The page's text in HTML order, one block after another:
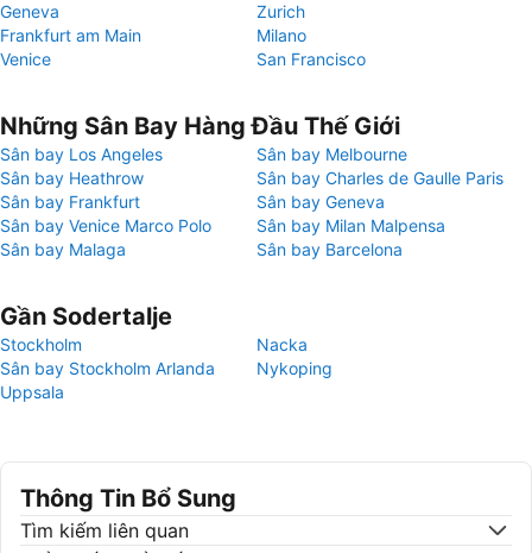
Geneva
Zurich
Frankfurt am Main
Milano
Venice
San Francisco
Những Sân Bay Hàng Đầu Thế Giới
Sân bay Los Angeles
Sân bay Melbourne
Sân bay Heathrow
Sân bay Charles de Gaulle Paris
Sân bay Frankfurt
Sân bay Geneva
Sân bay Venice Marco Polo
Sân bay Milan Malpensa
Sân bay Malaga
Sân bay Barcelona
Gần Sodertalje
Stockholm
Nacka
Sân bay Stockholm Arlanda
Nykoping
Uppsala
Thông Tin Bổ Sung
Tìm kiếm liên quan